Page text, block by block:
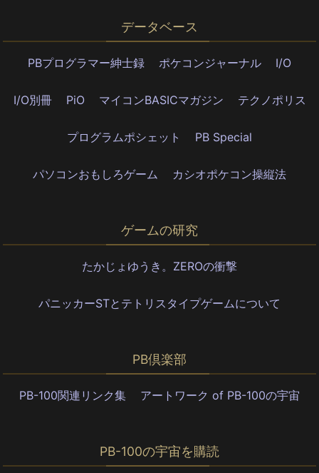
データベース
PBプログラマー紳士録 ポケコンジャーナル I/O
I/O別冊 PiO マイコンBASICマガジン テクノポリス
プログラムポシェット PB Special
パソコンおもしろゲーム カシオポケコン操縦法
ゲームの研究
たかじょゆうき。ZEROの衝撃
パニッカーSTとテトリスタイプゲームについて
PB倶楽部
PB-100関連リンク集 アートワーク of PB-100の宇宙
PB-100の宇宙を購読